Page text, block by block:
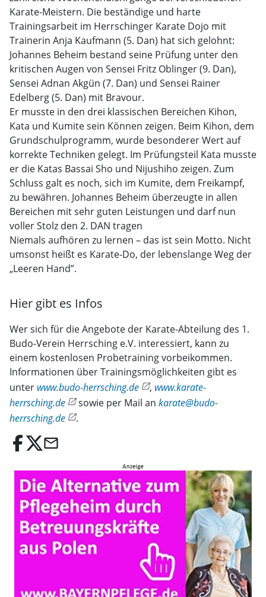
Karate-Meistern. Die beständige und harte
Trainingsarbeit im Herrschinger Karate Dojo mit
Trainerin Anja Kaufmann (5. Dan) hat sich gelohnt:
Johannes Beheim bestand seine Prüfung unter den
kritischen Augen von Sensei Fritz Oblinger (9. Dan),
Sensei Adnan Akgün (7. Dan) und Sensei Rainer
Edelberg (5. Dan) mit Bravour.
Er musste in den drei klassischen Bereichen Kihon,
Kata und Kumite sein Können zeigen. Beim Kihon, dem
Grundschulprogramm, wurde besonderer Wert auf
korrekte Techniken gelegt. Im Prüfungsteil Kata musste
er die Katas Bassai Sho und Nijushiho zeigen. Zum
Schluss galt es noch, sich im Kumite, dem Freikampf,
zu bewähren. Johannes Beheim überzeugte in allen
Bereichen mit sehr guten Leistungen und darf nun
voller Stolz den 2. DAN tragen
Niemals aufhören zu lernen – das ist sein Motto. Nicht
umsonst heißt es Karate-Do, der lebenslange Weg der
„Leeren Hand”.
Hier gibt es Infos
Wer sich für die Angebote der Karate-Abteilung des 1.
Budo-Verein Herrsching e.V. interessiert, kann zu
einem kostenlosen Probetraining vorbeikommen.
Informationen über Trainingsmöglichkeiten gibt es
unter www.budo-herrsching.de , www.karate-
herrsching.de
sowie per Mail an karate@budo-
herrsching.de
.
email